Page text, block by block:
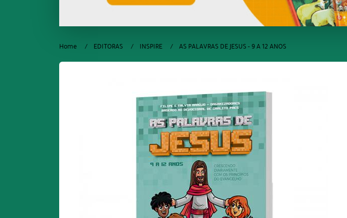
Home EDITORAS INSPIRE AS PALAVRAS DE JESUS - 9 A 12 ANOS